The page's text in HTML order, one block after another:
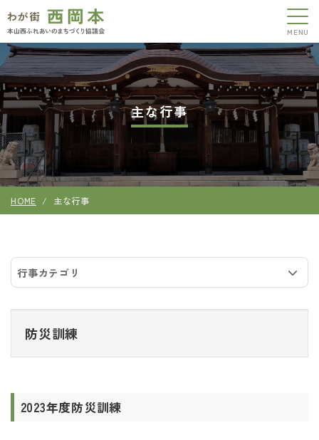
主な行事
HOME 主な行事
行事カテゴリ
防災訓練
2023年度防災訓練